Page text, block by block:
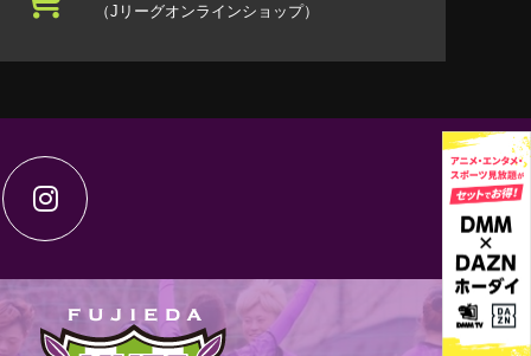
（Jリーグオンラインショップ）